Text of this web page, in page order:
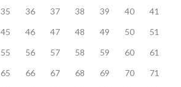
35 36 37 38 39 40
41
45 46 47 48 49 50
51
55 56 57 58 59 60
61
65 66 67 68 69 70
71